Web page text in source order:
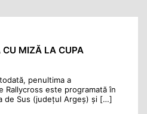
CU MIZĂ LA CUPA
penultima a
Rallycross este programată în
de Sus (județul Argeș) și […]